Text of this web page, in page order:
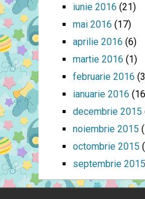
iunie 2016 (21)
mai 2016 (17)
aprilie 2016 (6)
martie 2016 (1)
februarie 2016
ianuarie 2016
decembrie 2015
noiembrie 2015
octombrie 2015
septembrie 2015